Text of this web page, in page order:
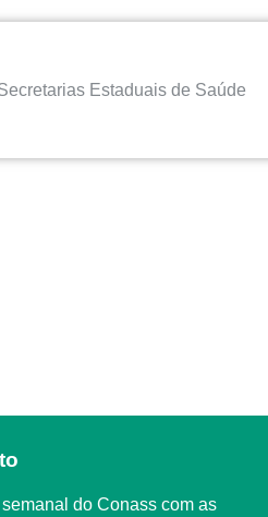
Estaduais de Saúde
do Conass com as